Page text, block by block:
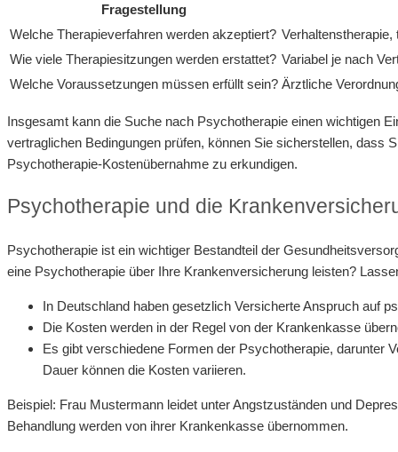
Fragestellung
Welche Therapieverfahren werden akzeptiert?
Wie viele Therapiesitzungen werden erstattet? Variabel je nach
Welche Voraussetzungen müssen erfüllt sein? Ärztliche
Insgesamt kann die Suche nach Psychotherapie einen wichtigen
vertraglichen Bedingungen prüfen, können Sie sicherstellen, dass
Psychotherapie-Kostenübernahme zu erkundigen.
Psychotherapie und die
Psychotherapie ist ein wichtiger Bestandteil der
eine Psychotherapie über Ihre Krankenversicherung leisten?
In Deutschland haben gesetzlich Versicherte Anspruch auf
Die Kosten werden in der Regel von der Krankenkasse
Es gibt verschiedene Formen der Psychotherapie, darunter
Dauer können die Kosten variieren.
Beispiel: Frau Mustermann leidet unter Angstzuständen und
Behandlung werden von ihrer Krankenkasse übernommen.